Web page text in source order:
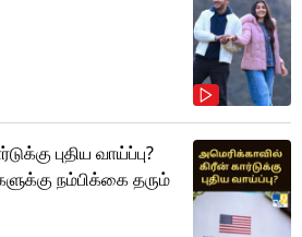
புதிய வாய்ப்பு?
நம்பிக்கை தரும்